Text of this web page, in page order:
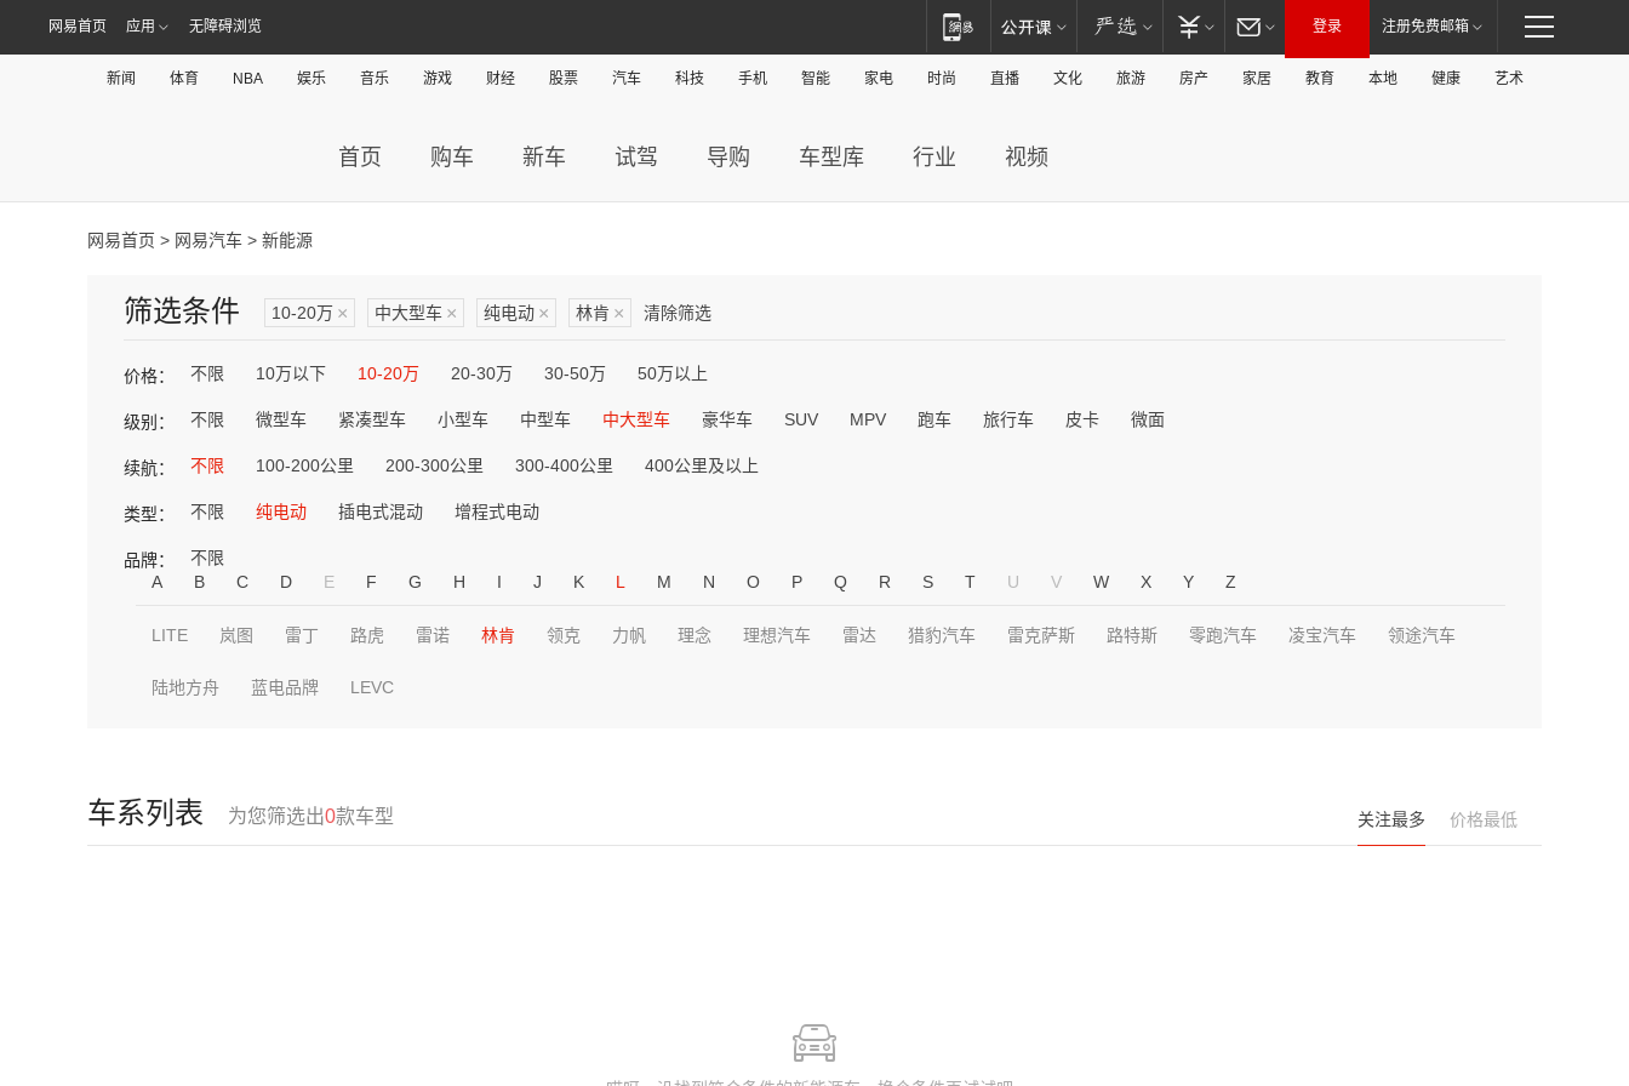
网易首页 应用 无障碍浏览 登录 注册免费邮箱
新闻 体育 NBA 娱乐 音乐 游戏 财经 股票 汽车 科技 手机 智能 家电 时尚 直播 文化 旅游 房产 家居 教育 本地 健康 艺术
首页 购车 新车 试驾 导购 车型库 行业 视频
网易首页 > 网易汽车 > 新能源
筛选条件 10-20万 × 中大型车 × 纯电动 × 林肯 × 清除筛选
价格： 不限 10万以下 10-20万 20-30万 30-50万 50万以上
级别： 不限 微型车 紧凑型车 小型车 中型车 中大型车 豪华车 SUV MPV 跑车 旅行车 皮卡 微面
续航： 不限 100-200公里 200-300公里 300-400公里 400公里及以上
类型： 不限 纯电动 插电式混动 增程式电动
品牌：
不限
A
B C D E F G H I J K L M N O P Q R S T U V W X Y Z
LITE 岚图 雷丁 路虎 雷诺 林肯 领克 力帆 理念 理想汽车 雷达 猎豹汽车 雷克萨斯 路特斯 零跑汽车 凌宝汽车 领途汽车
陆地方舟 蓝电品牌 LEVC
车系列表 为您筛选出0款车型 关注最多 价格最低